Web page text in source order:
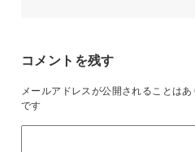
コメントを残す
メールアドレスが公開されることはあ
です